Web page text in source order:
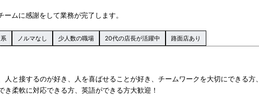
ムに感謝をして業務が完了します。
ノルマなし 少人数の職場 20代の店長が活躍中 路面店あり
人と接するのが好き、人を喜ばせることが好き、チームワークを大切にできる方、
き柔軟に対応できる方、英語ができる方大歓迎！